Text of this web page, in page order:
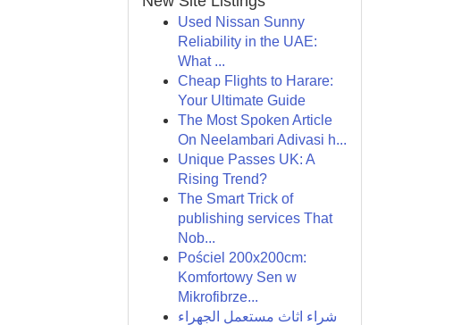
Used Nissan Sunny
Reliability in the UAE:
What ...
Cheap Flights to Harare:
Your Ultimate Guide
The Most Spoken Article
On Neelambari Adivasi h...
Unique Passes UK: A
Rising Trend?
The Smart Trick of
publishing services That
Nob...
Pościel 200x200cm:
Komfortowy Sen w
Mikrofibrze...
شراء اثاث مستعمل الجهراء